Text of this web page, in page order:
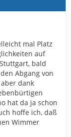
mal Platz
auf
bald
Abgang von
dank
hat da ja schon
hoffe ich, daß
Wimmer